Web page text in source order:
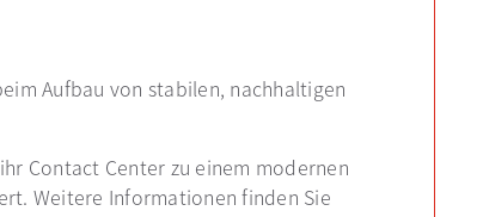
Aufbau von stabilen, nachhaltigen
Contact Center zu einem modernen
Weitere Informationen finden Sie